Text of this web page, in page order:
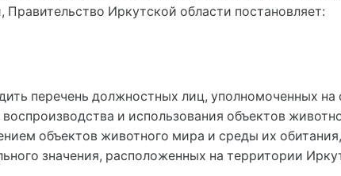
Правительство Иркутской области постановляет:
перечень должностных лиц, уполномоченных
и использования объектов
объектов животного мира и среды их
значения, расположенных на территории